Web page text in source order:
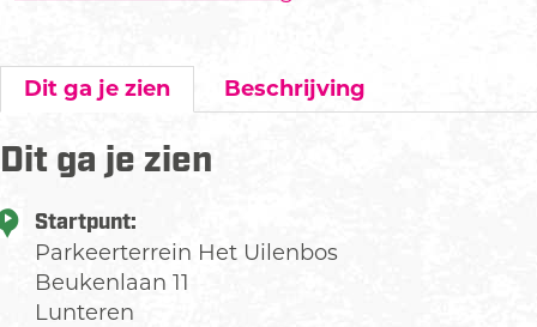
Dit ga je zien Beschrijving
Dit ga je zien
Startpunt:
Parkeerterrein Het Uilenbos
Beukenlaan 11
Lunteren